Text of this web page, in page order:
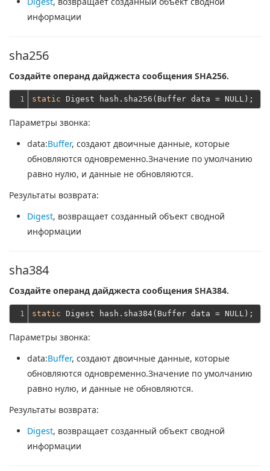
информации
sha256
Создайте операнд дайджеста сообщения SHA256.
1 static
Параметры звонка:
data:Buffer, создают двоичные данные, которые
обновляются одновременно.Значение по умолчанию
равно нулю, и данные не обновляются.
Результаты возврата:
Digest, возвращает созданный объект сводной
информации
sha384
Создайте операнд дайджеста сообщения SHA384.
1 static
Параметры звонка:
data:Buffer, создают двоичные данные, которые
обновляются одновременно.Значение по умолчанию
равно нулю, и данные не обновляются.
Результаты возврата:
Digest, возвращает созданный объект сводной
информации